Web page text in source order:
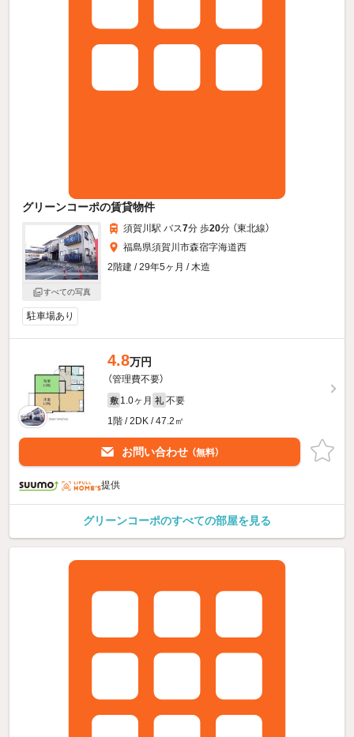
グリーンコーポの賃貸物件
すべての写真
須賀川駅 バス7分 歩20分 （東北線）
福島県須賀川市森宿字海道西
2階建 / 29年5ヶ月 / 木造
駐車場あり
4.8万円
（管理費不要）
敷 1.0ヶ月 礼 不要
1階 / 2DK / 47.2㎡
お問い合わせ （無料）
提供
グリーンコーポのすべての部屋を見る